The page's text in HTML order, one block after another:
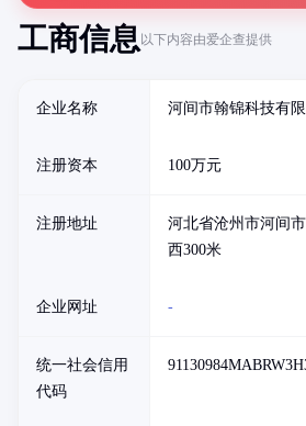
工商信息以下内容由爱企查提供
企业名称 河间市翰锦科技有限
注册资本 100万元
注册地址
河北省沧州市河间
西300米
企业网址 -
统一社会信用
代码